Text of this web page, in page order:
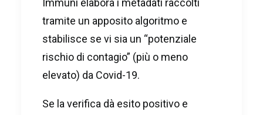
Immuni elabora i metadati raccolti
tramite un apposito algoritmo e
stabilisce se vi sia un “potenziale
rischio di contagio” (più o meno
elevato) da Covid-19.
Se la verifica dà esito positivo e